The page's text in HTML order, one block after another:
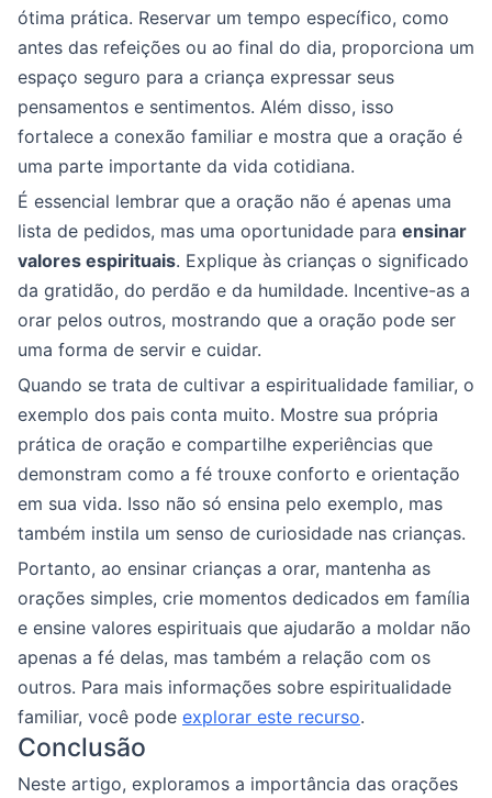
ótima prática. Reservar um tempo específico, como
antes das refeições ou ao final do dia, proporciona um
espaço seguro para a criança expressar seus
pensamentos e sentimentos. Além disso, isso
fortalece a conexão familiar e mostra que a oração é
uma parte importante da vida cotidiana.
É essencial lembrar que a oração não é apenas uma
lista de pedidos, mas uma oportunidade para ensinar
valores espirituais. Explique às crianças o significado
da gratidão, do perdão e da humildade. Incentive-as a
orar pelos outros, mostrando que a oração pode ser
uma forma de servir e cuidar.
Quando se trata de cultivar a espiritualidade familiar, o
exemplo dos pais conta muito. Mostre sua própria
prática de oração e compartilhe experiências que
demonstram como a fé trouxe conforto e orientação
em sua vida. Isso não só ensina pelo exemplo, mas
também instila um senso de curiosidade nas crianças.
Portanto, ao ensinar crianças a orar, mantenha as
orações simples, crie momentos dedicados em família
e ensine valores espirituais que ajudarão a moldar não
apenas a fé delas, mas também a relação com os
outros. Para mais informações sobre espiritualidade
familiar, você pode explorar este recurso.
Conclusão
Neste artigo, exploramos a importância das orações